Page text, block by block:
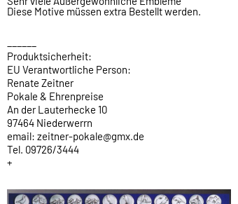
Diese Motive müssen extra Bestellt werden.
Produktsicherheit:
EU Verantwortliche Person:
Renate Zeitner
Pokale & Ehrenpreise
An der Lauterhecke 10
97464 Niederwerrn
email: zeitner-pokale@gmx.de
Tel. 09726/3444
+